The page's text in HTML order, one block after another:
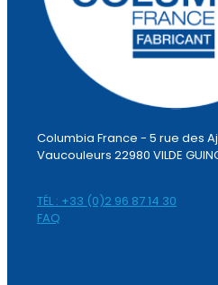
Columbia France - 5 rue des
Vaucouleurs 22980 VILDE
TÉL : +33 (0)2 96 87 14 30
FAQ